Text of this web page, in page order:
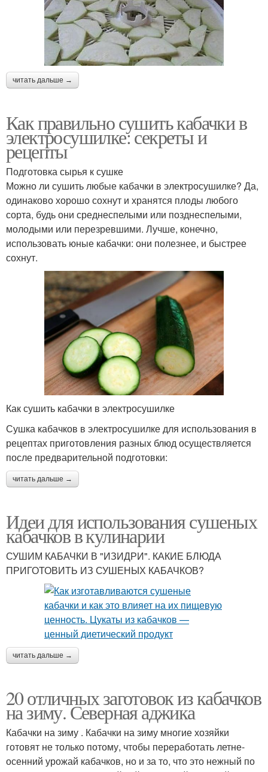
читать дальше →
Как правильно сушить кабачки в
электросушилке: секреты и
рецепты
Подготовка сырья к сушке
Можно ли сушить любые кабачки в электросушилке? Да,
одинаково хорошо сохнут и хранятся плоды любого
сорта, будь они среднеспелыми или позднеспелыми,
молодыми или перезревшими. Лучше, конечно,
использовать юные кабачки: они полезнее, и быстрее
сохнут.
Как сушить кабачки в электросушилке
Сушка кабачков в электросушилке для использования в
рецептах приготовления разных блюд осуществляется
после предварительной подготовки:
читать дальше →
Идеи для использования сушеных
кабачков в кулинарии
СУШИМ КАБАЧКИ В "ИЗИДРИ". КАКИЕ БЛЮДА
ПРИГОТОВИТЬ ИЗ СУШЕНЫХ КАБАЧКОВ?
читать дальше →
20 отличных заготовок из кабачков
на зиму. Северная аджика
Кабачки на зиму . Кабачки на зиму многие хозяйки
готовят не только потому, чтобы переработать летне-
осенний урожай кабачков, но и за то, что это нежный по